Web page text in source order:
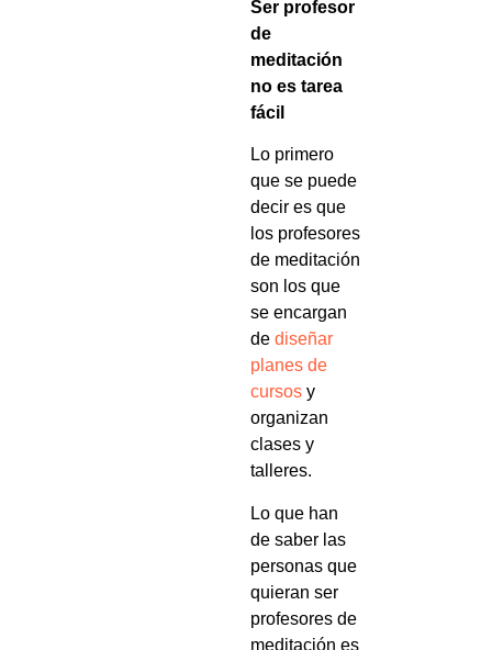
Ser profesor
de
meditación
no es tarea
fácil
Lo primero
que se puede
decir es que
los profesores
de meditación
son los que
se encargan
dediseñar
planes de
cursos y
organizan
clases y
talleres.
Lo que han
de saber las
personas que
quieran ser
profesores de
meditación es